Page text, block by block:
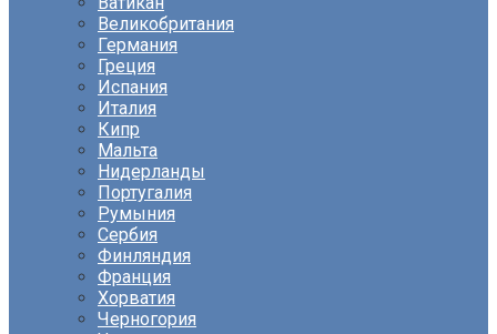
Великобритания
Германия
Греция
Испания
Италия
Кипр
Мальта
Нидерланды
Португалия
Румыния
Сербия
Финляндия
Франция
Хорватия
Черногория